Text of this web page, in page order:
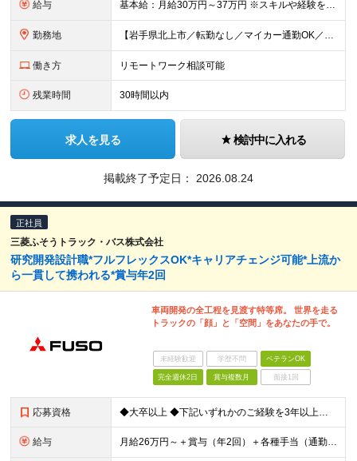
給与 基本給：月給30万円～37万円 ※スキルや経験を考慮し決定いたします ※残業が発生した場合は、別途支給 ★年収500万円～600万円 ★年収600万円以上での提示実績多数
勤務地 【岩手県北上市／転勤なし／マイカー通勤OK／会社最寄り駅から社員送迎バスあり】 ＜本社工場＞ 岩手県北上市北工業団地5-29 ★U・Iターン歓迎！ 引っ越し費用補助／自己負担2～3割の社宅制度があ
働き方 リモートワーク相談可能
残業時間 30時間以内
求人を見る 検討中に入れる
掲載終了予定日： 2026.08.24
正社員
三菱ふそうトラック・バス株式会社
研究開発設計職*フルフレックスOK*キャリアチェンジ可能*上流か
ら一貫して携われる*賞与年2回
車両開発の全工程を見渡す特等席。 世界を走る
トラックの「顔」と「空間」をあなたの手で。
未経験歓迎 学歴不問 ベテランOK
完全週休2日 賞与複数月 面接1回
応募資格 ◆大卒以上 ◆下記いずれかのご経験を3年以上お持ちの方 ‐ 自動車OEM、またはサプライヤでの自動車部品の開発経験 ‐ ワイヤーハーネス、または類似する部品の開発経験
給与 月給26万円～＋賞与（年2回）＋各種手当（通勤、モバイルワーク、残業、子供、住宅など） ※上記月給額はあくまでも目安であり、経験やスキルに応じて当社規定に基づき決定します ※試用期間3ヶ月あり。期間内